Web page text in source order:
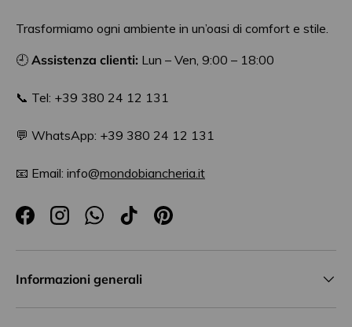
Trasformiamo ogni ambiente in un’oasi di comfort e stile.
🕘 Assistenza clienti: Lun – Ven, 9:00 – 18:00
📞 Tel: +39 380 24 12 131
💬 WhatsApp: +39 380 24 12 131
📧 Email: info@mondobiancheria.it
FacebookInstagramWhatsApp
TikTokPinterest
Informazioni generali